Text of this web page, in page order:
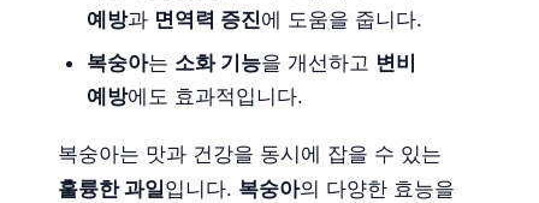
예방과 면역력 증진에 도움을 줍니다.
복숭아는 소화 기능을 개선하고 변비
예방에도 효과적입니다.
복숭아는 맛과 건강을 동시에 잡을 수 있는
훌륭한 과일입니다. 복숭아의 다양한 효능을